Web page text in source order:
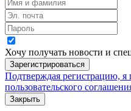
Хочу получать новости и
Зарегистрироваться
Подтверждая регистрацию,
пользовательского
Закрыть